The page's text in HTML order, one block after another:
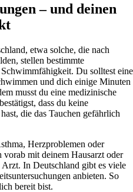
– und deinen
etwa solche, die nach
stellen bestimmte
Du solltest eine
und dich einige Minuten
musst du eine medizinische
dass du keine
die das Tauchen gefährlich
Herzproblemen oder
mit deinem Hausarzt oder
In Deutschland gibt es viele
anbieten. So
bereit bist.